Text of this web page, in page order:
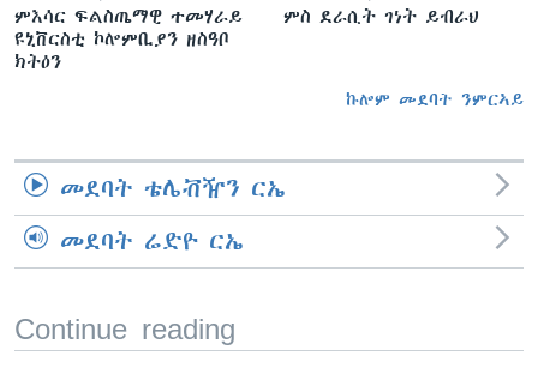
ምእሳር ፍልስጤማዊ ተመሃራይ
ዩኒቨርስቲ ኮሎምቢያን ዘስዓቦ
ክትዕን
ምስ ደራሲት ገነት ይብራህ
ኩሎም መደባት ንምርኣይ
መደባት ቴሌቭዥን ርኤ
መደባት ሬድዮ ርኤ
Continue reading